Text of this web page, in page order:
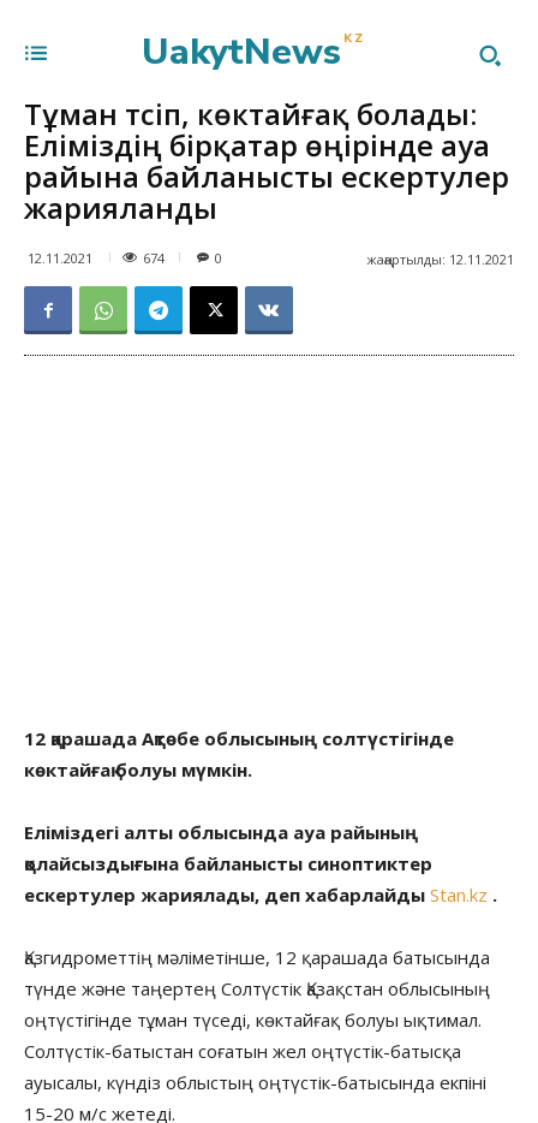
UakytNews KZ
Тұман түсіп, көктайғақ болады:
Еліміздің бірқатар өңірінде ауа
райына байланысты ескертулер
жарияланды
12.11.2021 674 жаңартылды: 12.11.2021
0
12 қарашада Ақтөбе облысының солтүстігінде
көктайғақ болуы мүмкін.
Еліміздегі алты облысында ауа райының
қолайсыздығына байланысты синоптиктер
ескертулер жариялады, деп хабарлайды Stan.kz .
Қазгидрометтің мәліметінше, 12 қарашада батысында
түнде және таңертең Солтүстік Қазақстан облысының
оңтүстігінде тұман түседі, көктайғақ болуы ықтимал.
Солтүстік-батыстан соғатын жел оңтүстік-батысқа
ауысалы, күндіз облыстың оңтүстік-батысында екпіні
15-20 м/с жетеді.